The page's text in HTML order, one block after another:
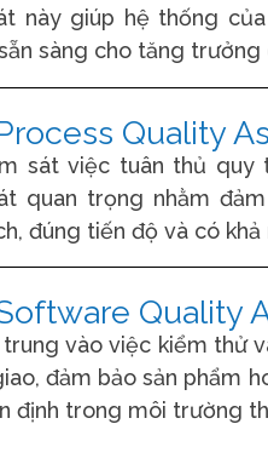
này giúp hệ thống
sàng cho tăng trưởng
Quality
sát việc tuân thủ
quan trọng nhằm
đúng tiến độ và có
Quality
trung vào việc kiểm thử
đảm bảo sản phẩm
định trong môi trường